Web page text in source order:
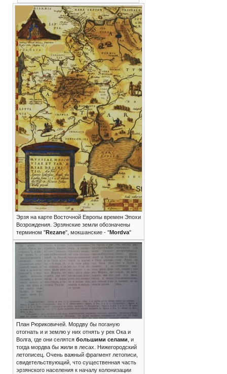
Эрзя на карте Восточной Европы времен Эпохи
Возрождения. Эрзянские земли обозначены
термином "Rezane", мокшанские - "Mordva"
План Рюриковичей. Мордву бы поганую
отогнать и и землю у них отнять у рек Ока и
Волга, где они селятся большими селами , и
тогда мордва бы жили в лесах. Нижегородский
летописец. Очень важный фрагмент летописи,
свидетельствующий, что существенная часть
эрзянского населения к началу колонизации